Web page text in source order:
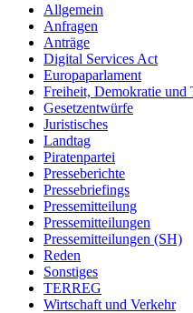
Allgemein
Anfragen
Anträge
Digital Services Act
Europaparlament
Freiheit, Demokratie und
Gesetzentwürfe
Juristisches
Landtag
Piratenpartei
Presseberichte
Pressebriefings
Pressemitteilung
Pressemitteilungen
Pressemitteilungen (SH)
Reden
Sonstiges
TERREG
Wirtschaft und Verkehr